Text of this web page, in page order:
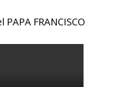
FRANCISCO